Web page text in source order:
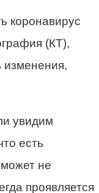
коронавирус
(КТ),
изменения,
увидим
есть
не
проявляется